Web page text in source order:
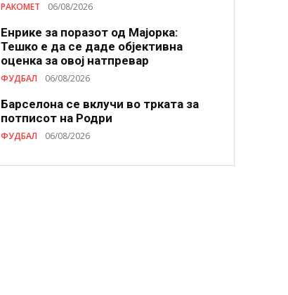
РАКОМЕТ 06/08/2026
Енрике за поразот од Мајорка:
Тешко е да се даде објективна
оценка за овој натпревар
ФУДБАЛ 06/08/2026
Барселона се вклучи во трката за
потписот на Родри
ФУДБАЛ 06/08/2026